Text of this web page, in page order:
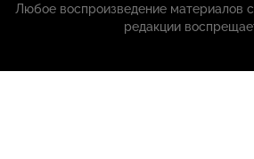
Любое воспроизведение материалов
редакции